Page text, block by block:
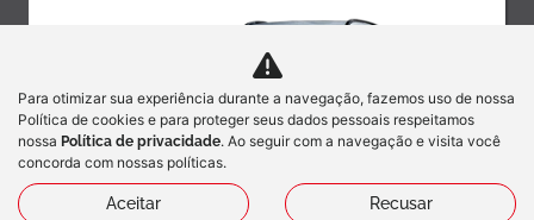
Para otimizar sua experiência durante a navegação, fazemos uso de nossa
Política de cookies e para proteger seus dados pessoais respeitamos
nossa Política de privacidade. Ao seguir com a navegação e visita você
concorda com nossas políticas.
Aceitar Recusar